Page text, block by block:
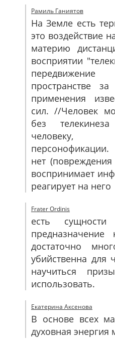
Рамиль Ганиятов
На Земле есть
это воздействие
материю
восприятии
пространстве
применения
сил. //Человек
без
человеку,
нет
воспринимает
реагирует на него
Frater Ordinis
есть
достаточно
убийственна для
научиться
использовать.
Екатерина Аксенова
В основе всех
духовная энергия